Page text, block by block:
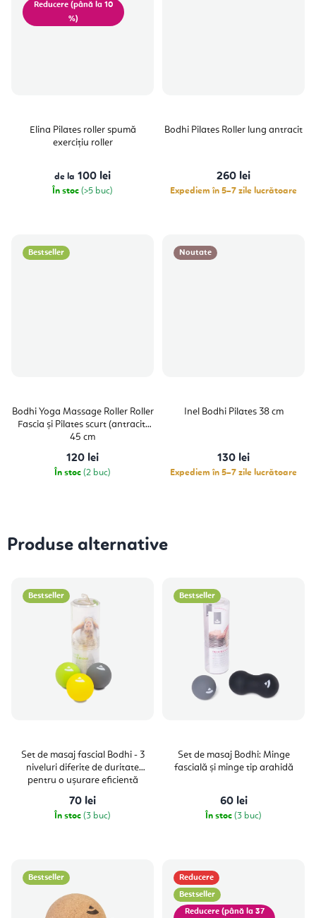
(până la 10
%)
Elina Pilates roller spumă
exercițiu roller
de la 100 lei
În stoc (>5 buc)
Bodhi Pilates Roller lung antracit
260 lei
Expediem în 5–7 zile lucrătoare
Bestseller
Bodhi Yoga Massage Roller Roller
Fascia și Pilates scurt (antracit)
45 cm
120 lei
În stoc (2 buc)
Noutate
Inel Bodhi Pilates 38 cm
130 lei
Expediem în 5–7 zile lucrătoare
Produse alternative
Bestseller
Set de masaj fascial Bodhi - 3
niveluri diferite de duritate
pentru o ușurare eficientă
70 lei
În stoc (3 buc)
Bestseller
Set de masaj Bodhi: Minge
fascială și minge tip arahidă
60 lei
În stoc (3 buc)
Bestseller
Reducere
Bestseller
(până la 37